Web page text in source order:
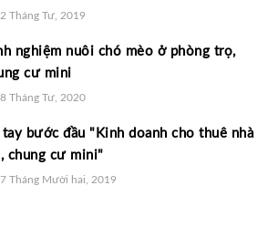
Tháng Tư, 2019
nghiệm nuôi chó mèo ở phòng trọ,
cư mini
Tháng Tư, 2020
tay bước đầu "Kinh doanh cho thuê nhà
chung cư mini"
Tháng Mười hai, 2019